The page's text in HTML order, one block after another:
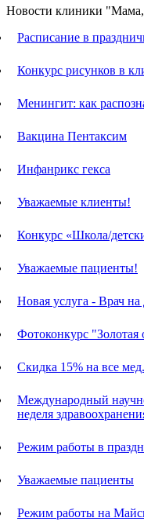
Новости клиники
Расписание в
Конкурс рисунков в
Менингит: как
Вакцина Пентаксим
Инфанрикс гекса
Уважаемые клиенты!
Конкурс «Школа/
Уважаемые пациенты!
Новая услуга - Врач на
Фотоконкурс "Золотая
Скидка 15% на все
Международный
неделя
Режим работы в
Уважаемые пациенты
Режим работы на